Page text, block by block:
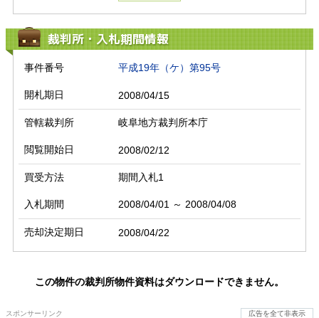
裁判所・入札期間情報
事件番号 平成19年（ケ）第95号
開札期日 2008/04/15
管轄裁判所 岐阜地方裁判所本庁
閲覧開始日 2008/02/12
買受方法 期間入札1
入札期間 2008/04/01 ～ 2008/04/08
売却決定期日 2008/04/22
この物件の裁判所物件資料はダウンロードできません。
スポンサーリンク 広告を全て非表示